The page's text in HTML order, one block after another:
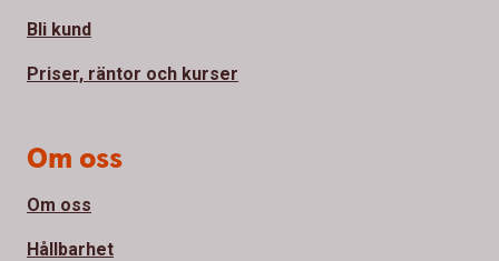
Bli kund
Priser, räntor och kurser
Om oss
Om oss
Hållbarhet